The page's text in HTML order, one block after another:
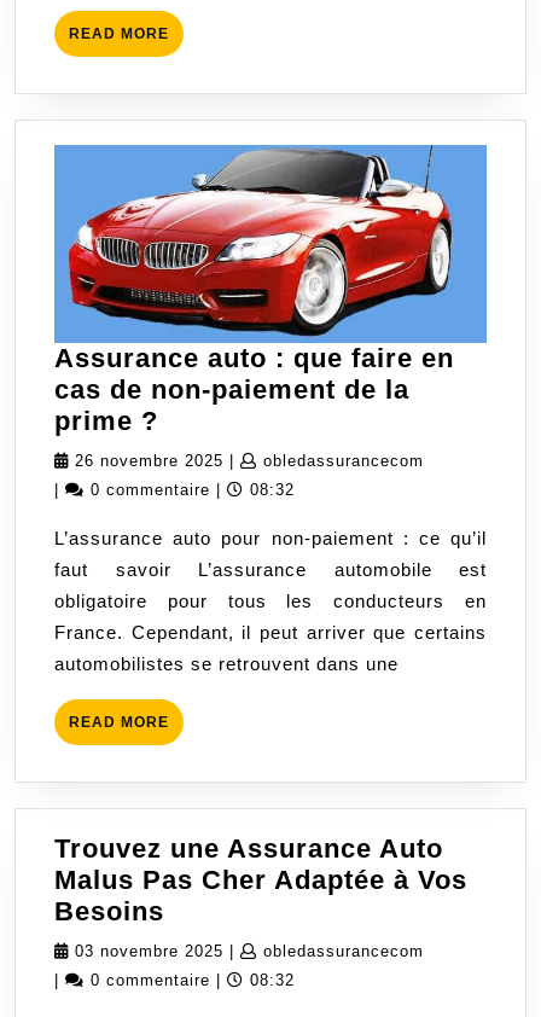
READ MORE READ
MORE
Assurance auto : que faire en
cas de non-paiement de la
prime ?
auto
:
faire
en
cas
de
non-
paiement
de
26 novembre 2025 26
novembre
obledassurancecom
0 commentaire 08:32
L’assurance auto pour non-paiement : ce qu’il
faut savoir L’assurance automobile est
obligatoire pour tous les conducteurs en
France. Cependant, il peut arriver que certains
automobilistes se retrouvent dans une
READ MORE READ
MORE
Trouvez une Assurance Auto
Malus Pas Cher Adaptée à Vos
Besoins
une
Assurance
03 novembre 2025 03
novembre
obledassurancecom
0 commentaire 08:32